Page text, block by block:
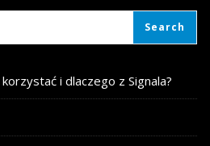
i dlaczego z Signala?